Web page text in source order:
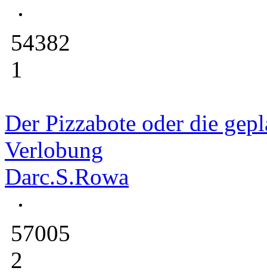
54382
1
Der Pizzabote oder die
Verlobung
Darc.S.Rowa
57005
2